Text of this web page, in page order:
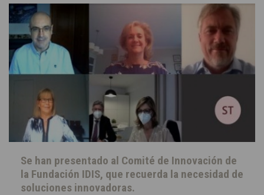
Se han presentado al Comité de Innovación de
la Fundación IDIS, que recuerda la necesidad de
soluciones innovadoras.